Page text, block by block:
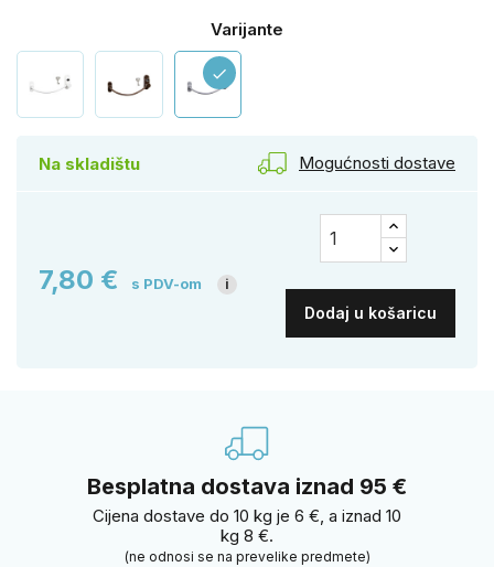
Varijante
check
Na skladištu Mogućnosti dostave
7,80 € s PDV-om i
Dodaj u košaricu
Besplatna dostava iznad 95 €
Cijena dostave do 10 kg je 6 €, a iznad 10
kg 8 €.
(ne odnosi se na prevelike predmete)